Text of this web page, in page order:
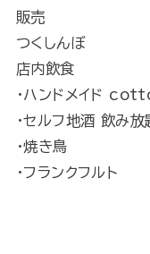
販売
つくしんぼ
店内飲食
・ハンドメイド
・セルフ地酒 飲み放
・焼き鳥
・フランクフルト